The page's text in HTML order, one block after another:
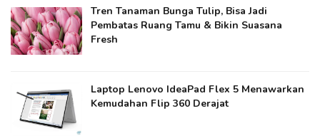
Tren Tanaman Bunga Tulip, Bisa Jadi
Pembatas Ruang Tamu & Bikin Suasana
Fresh
Laptop Lenovo IdeaPad Flex 5 Menawarkan
Kemudahan Flip 360 Derajat